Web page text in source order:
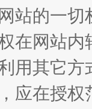
站的一
在网站
用其它
应在授